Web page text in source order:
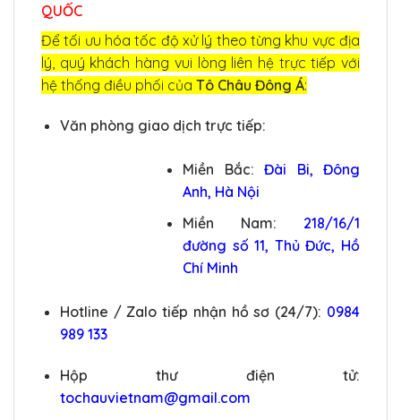
QUỐC
Để tối ưu hóa tốc độ xử lý theo từng khu vực địa
lý, quý khách hàng vui lòng liên hệ trực tiếp với
hệ thống điều phối của Tô Châu Đông Á:
Văn phòng giao dịch trực tiếp:
Miền Bắc:Đài Bi, Đông
Anh, Hà Nội
Miền Nam: 218/16/1
đường số 11, Thủ Đức, Hồ
Chí Minh
Hotline / Zalo tiếp nhận hồ sơ (24/7): 0984
989 133
Hộp thư điện tử:
tochauvietnam@gmail.com